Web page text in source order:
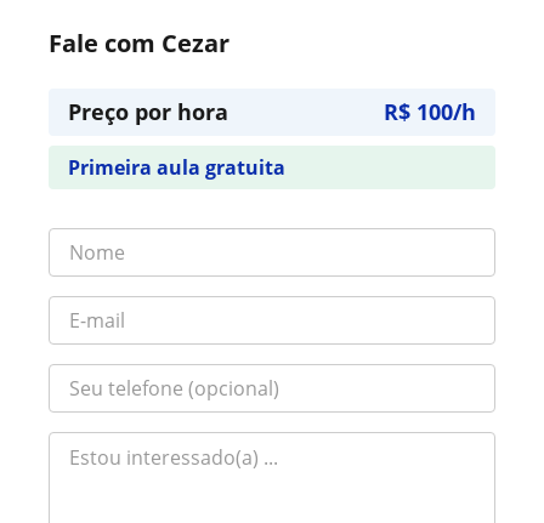
Fale com Cezar
Preço por hora R$ 100/h
Primeira aula gratuita